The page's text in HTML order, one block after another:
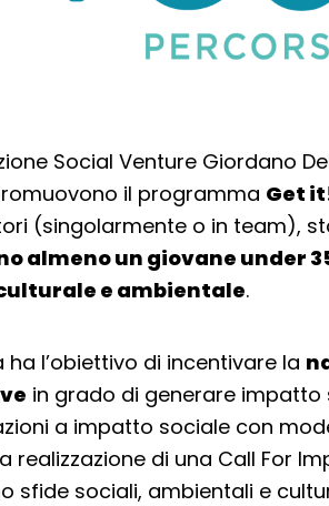
Social Venture Giordano
il programma Get
(singolarmente o in team),
almeno un giovane under
e ambientale.
ha l’obiettivo di incentivare la
in grado di generare
a impatto sociale con
realizzazione di una Call For
sfide sociali, ambientali e